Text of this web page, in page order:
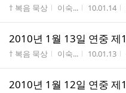
게시판명
† 복음 묵상 작성자
이숙... 작성시간
10.01.14
2010년 1월 13일 연중 제
게시판명
† 복음 묵상 작성자
이숙... 작성시간
10.01.13
2010년 1월 12일 연중 제